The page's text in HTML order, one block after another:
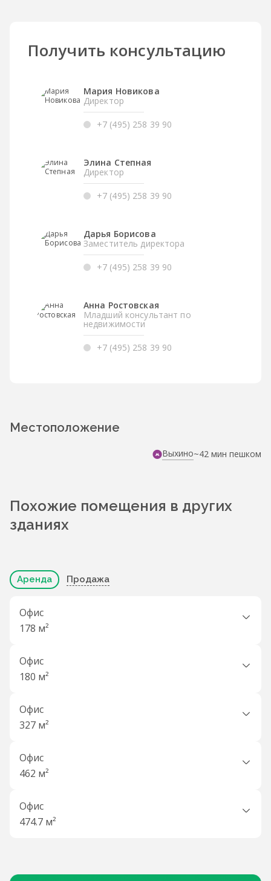
Получить консультацию
Мария Новикова
Директор
+7 (495) 258 39 90
Элина Степная
Директор
+7 (495) 258 39 90
Дарья Борисова
Заместитель директора
+7 (495) 258 39 90
Анна Ростовская
Младший консультант по
недвижимости
+7 (495) 258 39 90
Местоположение
Выхино~42 мин пешком
Похожие помещения в других
зданиях
Аренда Продажа
Офис
178 м²
Офис
180 м²
Офис
327 м²
Офис
462 м²
Офис
474.7 м²